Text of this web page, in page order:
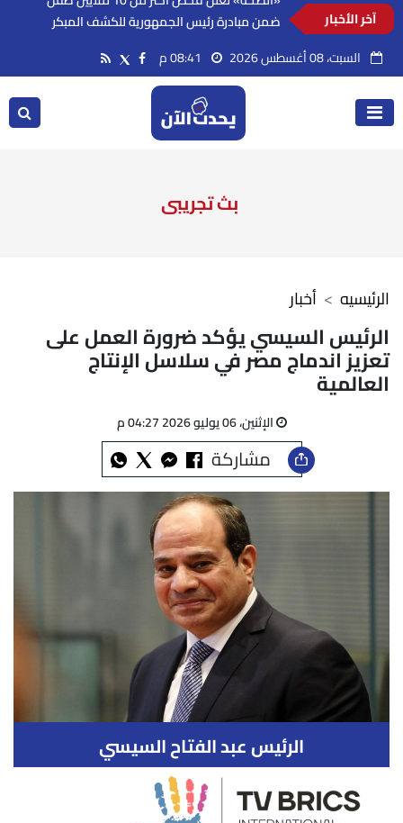
آخر الأخبار
«الصحة» تعلن فحص أكثر من 10 ملايين طفل
وعلاج فقدان السمع لدى حديثي الولادة
السبت، 08 أغسطس 2026
بث تجريبى
أخبار الرئيسيه
الرئيس السيسي يؤكد ضرورة العمل على
تعزيز اندماج مصر في سلاسل الإنتاج
العالمية
الإثنين، 06 يوليو 2026 04:27 م
مشاركة
الرئيس عبد الفتاح السيسي